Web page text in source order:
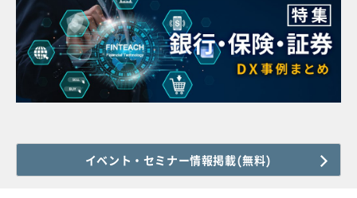
イベント・セミナー情報掲載(無料)